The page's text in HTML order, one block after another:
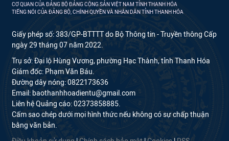
CƠ QUAN CỦA ĐẢNG BỘ ĐẢNG CỘNG SẢN VIỆT NAM TỈNH THANH HÓA
TIẾNG NÓI CỦA ĐẢNG BỘ, CHÍNH QUYỀN VÀ NHÂN DÂN TỈNH THANH HÓA
Giấy phép số: 383/GP-BTTTT do Bộ Thông tin - Truyền thông Cấp
ngày 29 tháng 07 năm 2022.
Trụ sở: Đại lộ Hùng Vương, phường Hạc Thành, tỉnh Thanh Hóa
Giám đốc: Phạm Văn Báu.
Đường dây nóng: 0822173636
Email: baothanhhoadientu@gmail.com
Liên hệ Quảng cáo: 02373858885.
Cấm sao chép dưới mọi hình thức nếu không có sự chấp thuận
bằng văn bản.